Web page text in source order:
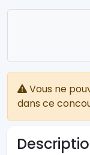
Vous ne
dans ce